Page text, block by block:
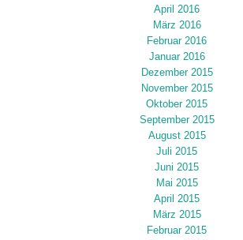
April 2016
März 2016
Februar 2016
Januar 2016
Dezember 2015
November 2015
Oktober 2015
September 2015
August 2015
Juli 2015
Juni 2015
Mai 2015
April 2015
März 2015
Februar 2015